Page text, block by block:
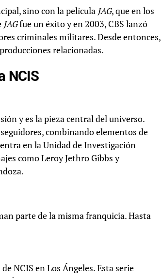
sino con la película JAG, que en los
JAGfue un éxito y en 2003, CBS lanzó
criminales militares. Desde entonces,
relacionadas.
NCIS
y es la pieza central del universo.
combinando elementos de
en la Unidad de Investigación
como Leroy Jethro Gibbs y
parte de la misma franquicia. Hasta
NCIS en Los Ángeles. Esta serie